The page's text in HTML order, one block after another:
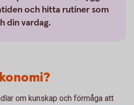
och hitta rutiner som
din vardag.
om kunskap och förmåga att